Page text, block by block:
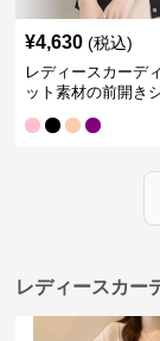
¥4,630 (税込)
レディースカーデ
ット素材の前開き
レディースカー